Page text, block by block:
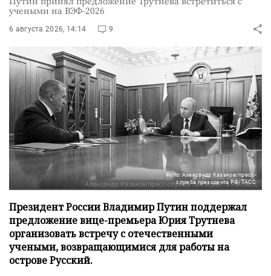
учеными на ВЭФ-2026
6 августа 2026, 14:14 9
Фото: Александр Казаков/пресс-
служба президента РФ/ТАСС
Президент России Владимир Путин поддержал
предложение вице-премьера Юрия Трутнева
организовать встречу с отечественными
учеными, возвращающимися для работы на
острове Русский.